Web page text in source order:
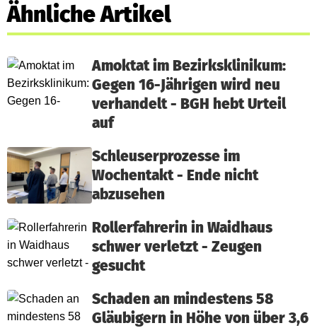
Ähnliche Artikel
Amoktat im Bezirksklinikum:
Gegen 16-Jährigen wird neu
verhandelt - BGH hebt Urteil
auf
Schleuserprozesse im
Wochentakt - Ende nicht
abzusehen
Rollerfahrerin in Waidhaus
schwer verletzt - Zeugen
gesucht
Schaden an mindestens 58
Gläubigern in Höhe von über 3,6